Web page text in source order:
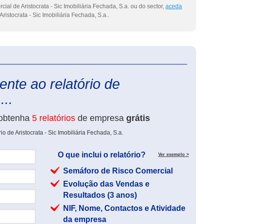
de Aristocrata - Sic Imobiliária Fechada, S.a. ou do sector, aceda
Aristocrata - Sic Imobiliária Fechada, S.a..
ao relatório de
5 relatórios de empresa grátis
de Aristocrata - Sic Imobiliária Fechada, S.a.
O que inclui o relatório? Ver exemplo >
Semáforo de Risco Comercial
Evolução das Vendas e
Resultados (3 anos)
NIF, Nome, Contactos e Atividade
da empresa